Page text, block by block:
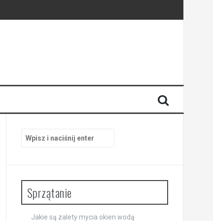
Sprzątanie
Jakie są zalety mycia okien wodą